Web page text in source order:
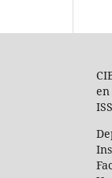
en